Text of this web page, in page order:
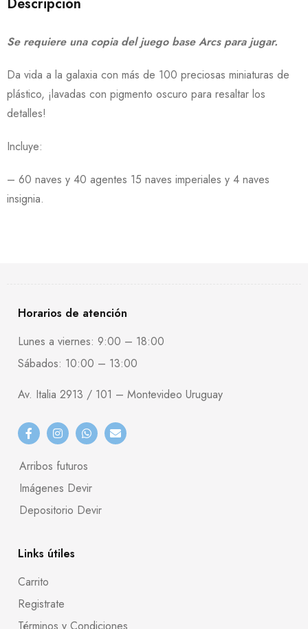
Se requiere una copia del juego base Arcs para jugar.
Da vida a la galaxia con más de 100 preciosas miniaturas de
plástico, ¡lavadas con pigmento oscuro para resaltar los
detalles!
Incluye:
– 60 naves y 40 agentes 15 naves imperiales y 4 naves
insignia.
Horarios de atención
Lunes a viernes: 9:00 – 18:00
Sábados: 10:00 – 13:00
Av. Italia 2913 / 101 – Montevideo Uruguay
Arribos futuros
Imágenes Devir
Depositorio Devir
Links útiles
Carrito
Registrate
Términos y Condiciones